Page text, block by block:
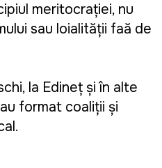
meritocrației, nu
sau loialității față de
la Edineț și în alte
format coaliții și